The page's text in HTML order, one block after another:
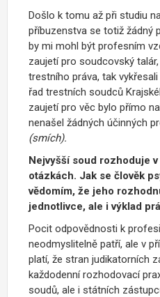
Došlo k tomu až při studiu
příbuzenstva se totiž žádný
by mi mohl být profesním
zaujetí pro soudcovský
trestního práva, tak
řad trestních soudců
zaujetí pro věc bylo přímo
nenašel žádných účinných
(smích).
Nejvyšší soud rozhoduje
otázkách. Jak se člověk
vědomím, že jeho
jednotlivce, ale i výklad
Pocit odpovědnosti k
neodmyslitelně patří, ale v
platí, že stran judikatorních
každodenní rozhodovací
soudů, ale i státních